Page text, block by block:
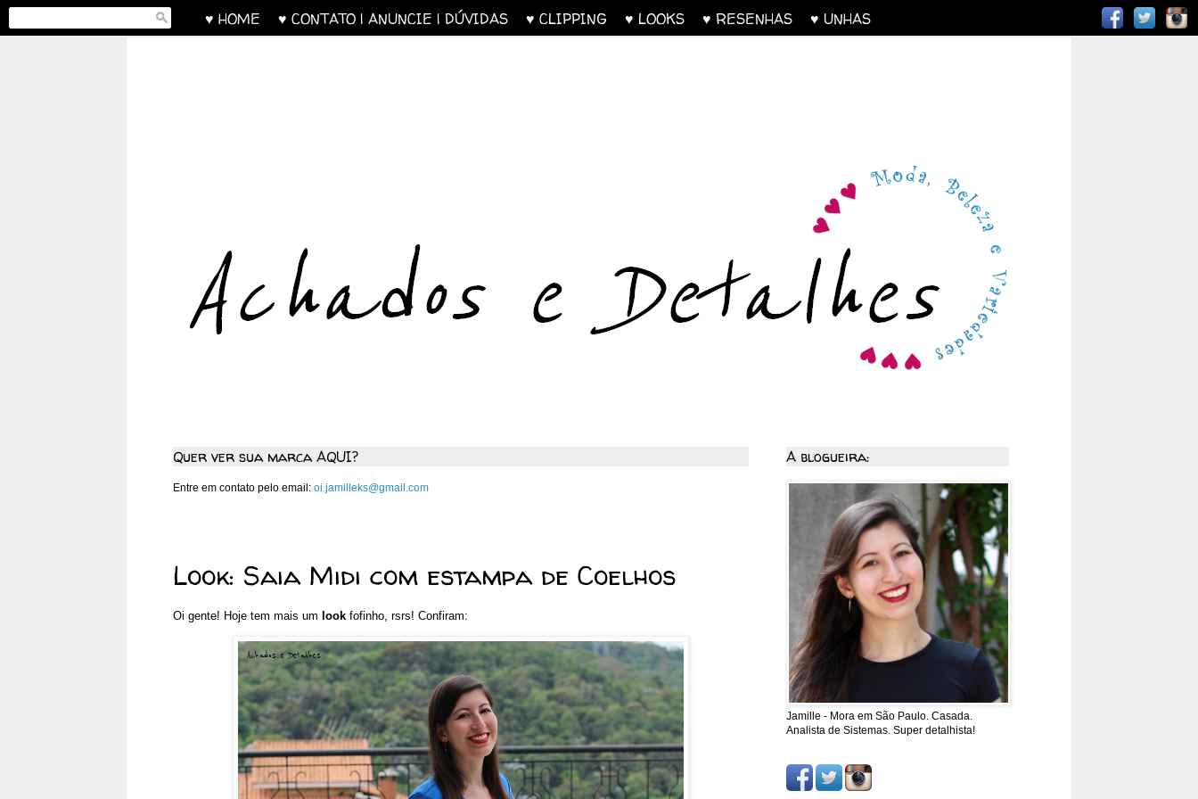
♥ HOME ♥ CONTATO | ANUNCIE | DÚVIDAS ♥ CLIPPING ♥ LOOKS ♥ RESENHAS ♥ UNHAS
Quer ver sua marca AQUI?
Entre em contato pelo email: oi.jamilleks@gmail.com
Look: Saia Midi com estampa de Coelhos
Oi gente! Hoje tem mais um look fofinho, rsrs! Confiram:
A blogueira:
Jamille - Mora em São Paulo. Casada.
Analista de Sistemas. Super detalhista!